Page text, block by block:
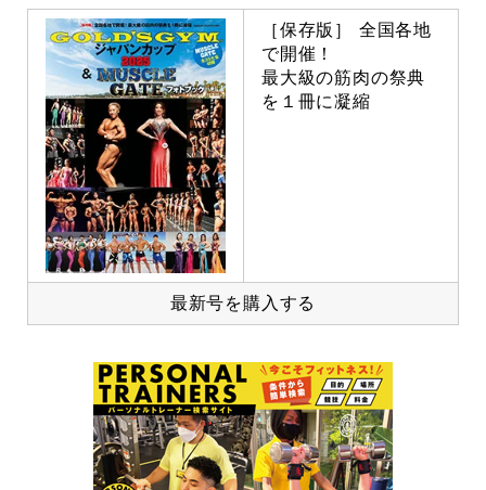
［保存版］ 全国各地
で開催！
最大級の筋肉の祭典
を１冊に凝縮
最新号を購入する